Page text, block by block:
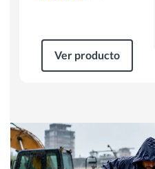
Ver producto